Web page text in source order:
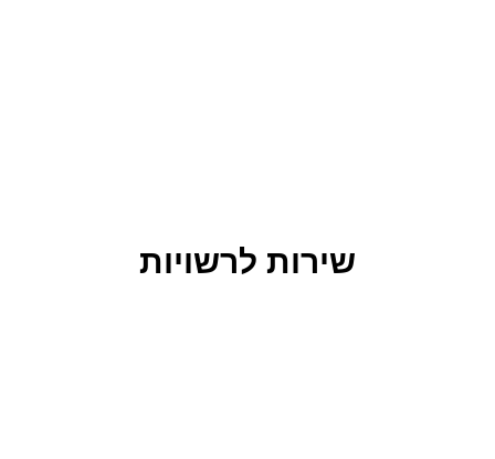
שירות לרשויות